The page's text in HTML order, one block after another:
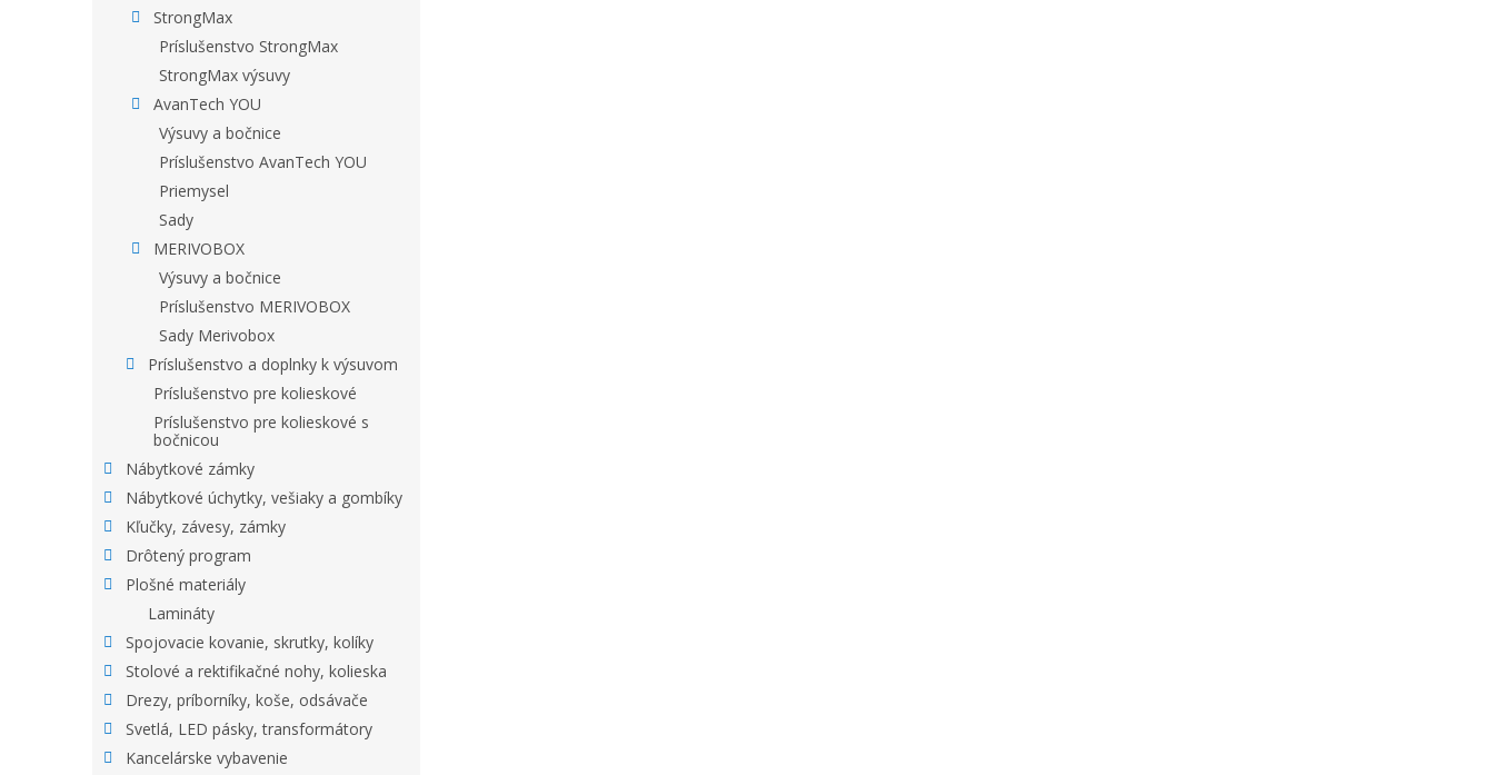
StrongMax
Príslušenstvo StrongMax
StrongMax výsuvy
AvanTech YOU
Výsuvy a bočnice
Príslušenstvo AvanTech YOU
Priemysel
Sady
MERIVOBOX
Výsuvy a bočnice
Príslušenstvo MERIVOBOX
Sady Merivobox
Príslušenstvo a doplnky k výsuvom
Príslušenstvo pre kolieskové
Príslušenstvo pre kolieskové s
bočnicou
Nábytkové zámky
Nábytkové úchytky, vešiaky a gombíky
Kľučky, závesy, zámky
Drôtený program
Plošné materiály
Lamináty
Spojovacie kovanie, skrutky, kolíky
Stolové a rektifikačné nohy, kolieska
Drezy, príborníky, koše, odsávače
Svetlá, LED pásky, transformátory
Kancelárske vybavenie